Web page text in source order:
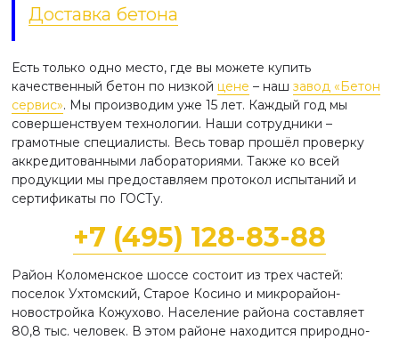
Доставка бетона
Есть только одно место, где вы можете купить
качественный бетон по низкой цене – наш завод «Бетон
сервис». Мы производим уже 15 лет. Каждый год мы
совершенствуем технологии. Наши сотрудники –
грамотные специалисты. Весь товар прошёл проверку
аккредитованными лабораториями. Также ко всей
продукции мы предоставляем протокол испытаний и
сертификаты по ГОСТу.
+7 (495) 128-83-88
Район Коломенское шоссе состоит из трех частей:
поселок Ухтомский, Старое Косино и микрорайон-
новостройка Кожухово. Население района составляет
80,8 тыс. человек. В этом районе находится природно-